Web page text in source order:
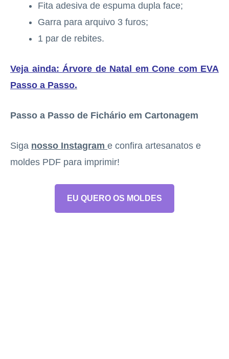
Fita adesiva de espuma dupla face;
Garra para arquivo 3 furos;
1 par de rebites.
Veja ainda: Árvore de Natal em Cone com EVA
Passo a Passo.
Passo a Passo de Fichário em Cartonagem
Siga nosso Instagram e confira artesanatos e
moldes PDF para imprimir!
EU QUERO OS MOLDES